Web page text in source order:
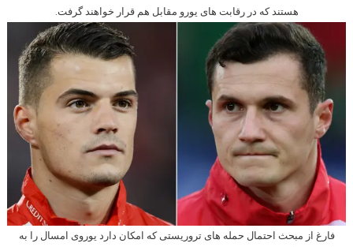
هستند که در رقابت های ‏یورو مقابل هم قرار خواهند گرفت.‏
فارغ از مبحث احتمال حمله های تروریستی که امکان دارد یوروی امسال را به